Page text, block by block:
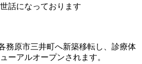
話になっております
務原市三井町へ新築移転し、診療体
ーアルオープンされます。